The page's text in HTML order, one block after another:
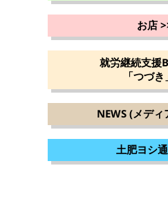
お店
就労継続支援
「つづき
NEWS (メディ
土肥ヨシ